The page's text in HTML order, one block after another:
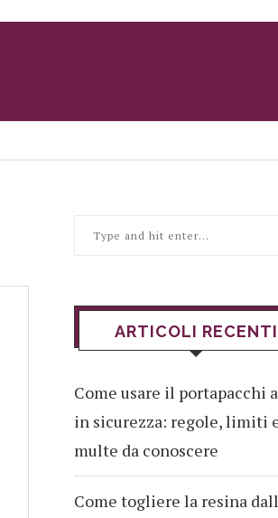
ARTICOLI RECENTI
Come usare il portapacchi
in sicurezza: regole, limiti
multe da conoscere
Come togliere la resina